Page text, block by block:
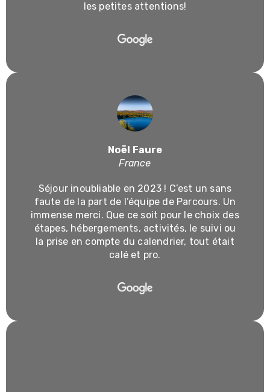
les petites attentions!
Noël Faure
France
Séjour inoubliable en 2023 ! C’est un sans
faute de la part de l’équipe de Parcours. Un
immense merci. Que ce soit pour le choix des
étapes, hébergements, activités, le suivi ou
la prise en compte du calendrier, tout était
calé et pro.